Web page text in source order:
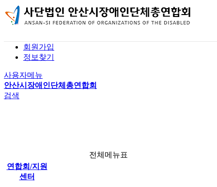
본문 바로가기
홈
회원가입
정보찾기
사용자메뉴
안산시장애인단체총연합회
검색
행복드림버스
사업 소개
행복드림버스 신청
채용정보(구인)
정보마당
공지사항
자료실
전체메뉴표
연합회/지원
센터